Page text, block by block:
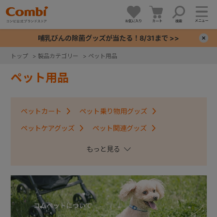
お気に入り カート 検索 メニュー
哺乳びんの除菌グッズが当たる！8/31まで >>
トップ > 製品カテゴリー > ペット用品
ペット用品
ペットカート ペット乗り物用グッズ
ペットケアグッズ ペット関連グッズ